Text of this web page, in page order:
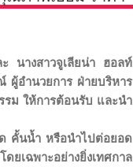
นางสาวจูเลียน่า ฮอลท์
ผู้อำนวยการ ฝ่ายบริหาร
ม ให้การต้อนรับ และนำ
คั้นน้ำ หรือนำไปต่อยอด
ยเฉพาะอย่างยิ่งเทศกาล